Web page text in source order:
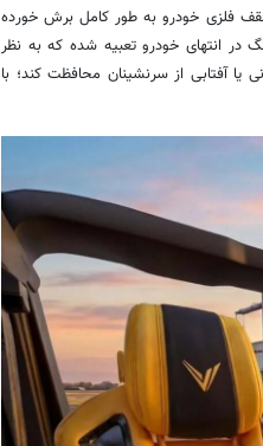
فلزی خودرو به طور کامل برش خورده
انتهای خودرو تعبیه شده که به نظر
آفتابی از سرنشینان محافظت کند؛ با